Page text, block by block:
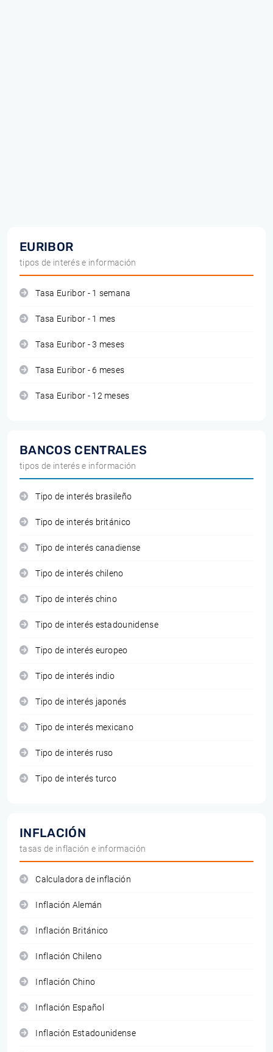
EURIBOR
tipos de interés e información
Tasa Euribor - 1 semana
Tasa Euribor - 1 mes
Tasa Euribor - 3 meses
Tasa Euribor - 6 meses
Tasa Euribor - 12 meses
BANCOS CENTRALES
tipos de interés e información
Tipo de interés brasileño
Tipo de interés británico
Tipo de interés canadiense
Tipo de interés chileno
Tipo de interés chino
Tipo de interés estadounidense
Tipo de interés europeo
Tipo de interés indio
Tipo de interés japonés
Tipo de interés mexicano
Tipo de interés ruso
Tipo de interés turco
INFLACIÓN
tasas de inflación e información
Calculadora de inflación
Inflación Alemán
Inflación Británico
Inflación Chileno
Inflación Chino
Inflación Español
Inflación Estadounidense